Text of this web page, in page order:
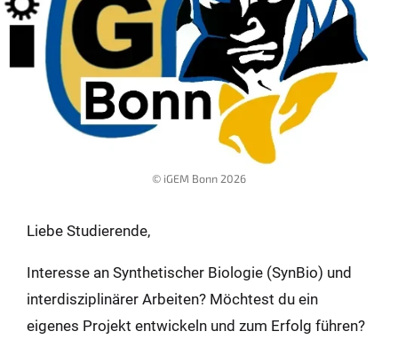
Liebe Studierende,
Interesse an Synthetischer Biologie (SynBio) und
interdisziplinärer Arbeiten? Möchtest du ein
eigenes Projekt entwickeln und zum Erfolg führen?
© iGEM Bonn 2026